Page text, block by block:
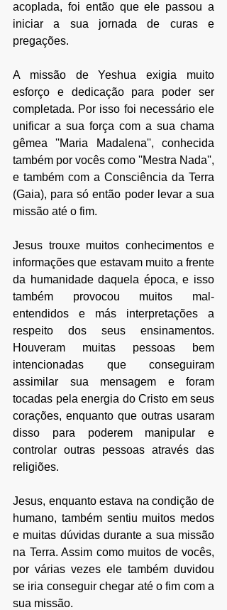
acoplada, foi então que ele passou a
iniciar a sua jornada de curas e
pregações.
A missão de Yeshua exigia muito
esforço e dedicação para poder ser
completada. Por isso foi necessário ele
unificar a sua força com a sua chama
gêmea ''Maria Madalena'', conhecida
também por vocês como ''Mestra Nada'',
e também com a Consciência da Terra
(Gaia), para só então poder levar a sua
missão até o fim.
Jesus trouxe muitos conhecimentos e
informações que estavam muito a frente
da humanidade daquela época, e isso
também provocou muitos mal-
entendidos e más interpretações a
respeito dos seus ensinamentos.
Houveram muitas pessoas bem
intencionadas que conseguiram
assimilar sua mensagem e foram
tocadas pela energia do Cristo em seus
corações, enquanto que outras usaram
disso para poderem manipular e
controlar outras pessoas através das
religiões.
Jesus, enquanto estava na condição de
humano, também sentiu muitos medos
e muitas dúvidas durante a sua missão
na Terra. Assim como muitos de vocês,
por várias vezes ele também duvidou
se iria conseguir chegar até o fim com a
sua missão.